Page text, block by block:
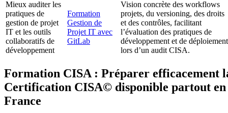
Mieux auditer les
pratiques de
gestion de projet
IT et les outils
collaboratifs de
développement
Formation
Gestion de
Projet IT avec
GitLab
Vision concrète des workflows
projets, du versioning, des droits
et des contrôles, facilitant
l’évaluation des pratiques de
développement et de déploiement
lors d’un audit CISA.
Formation CISA : Préparer efficacement
Certification CISA© disponible partout en
France